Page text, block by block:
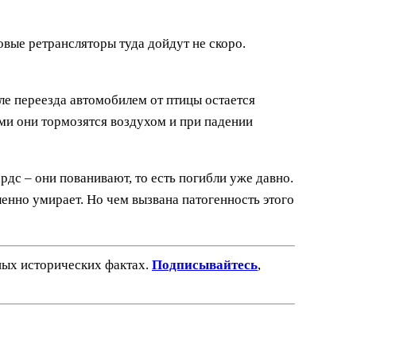
ретрансляторы туда дойдут не скоро.
переезда автомобилем от птицы остается
они тормозятся воздухом и при падении
– они пованивают, то есть погибли уже давно.
умирает. Но чем вызвана патогенность этого
исторических фактах. Подписывайтесь,